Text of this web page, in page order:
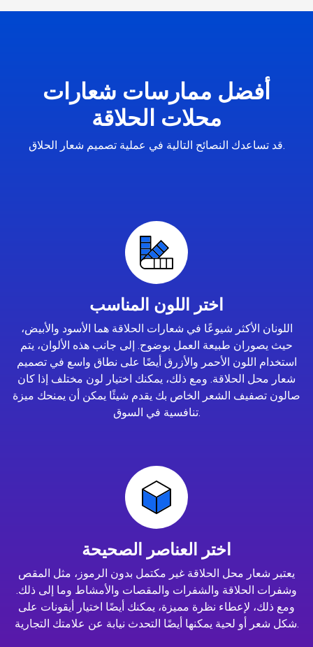
أفضل ممارسات شعارات
محلات الحلاقة
قد تساعدك النصائح التالية في عملية تصميم شعار الحلاق.
اختر اللون المناسب
اللونان الأكثر شيوعًا في شعارات الحلاقة هما الأسود والأبيض،
حيث يصوران طبيعة العمل بوضوح. إلى جانب هذه الألوان، يتم
استخدام اللون الأحمر والأزرق أيضًا على نطاق واسع في تصميم
شعار محل الحلاقة. ومع ذلك، يمكنك اختيار لون مختلف إذا كان
صالون تصفيف الشعر الخاص بك يقدم شيئًا يمكن أن يمنحك ميزة
تنافسية في السوق.
اختر العناصر الصحيحة
يعتبر شعار محل الحلاقة غير مكتمل بدون الرموز، مثل المقص
وشفرات الحلاقة والشفرات والمقصات والأمشاط وما إلى ذلك.
ومع ذلك، لإعطاء نظرة مميزة، يمكنك أيضًا اختيار أيقونات على
شكل شعر أو لحية يمكنها أيضًا التحدث نيابة عن علامتك التجارية.